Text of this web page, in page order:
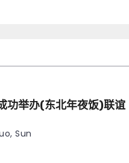
功举办(东北年夜饭)联谊
Sun